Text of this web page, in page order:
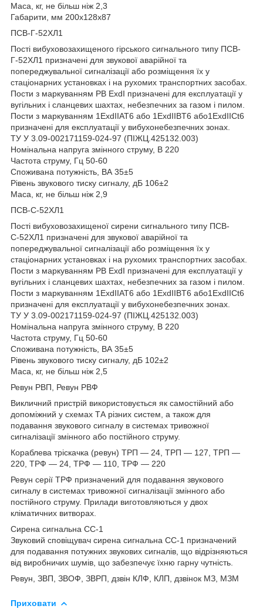
Маса, кг, не більш ніж 2,3
Габарити, мм 200х128х87
ПСВ-Г-52ХЛ1
Пості вибуховозахищеного гірського сигнального типу ПСВ-
Г-52ХЛ1 призначені для звукової аварійної та
попереджувальної сигналізації або розміщення їх у
стаціонарних установках і на рухомих транспортних засобах.
Пости з маркуванням PB ExdI призначені для експлуатації у
вугільних і сланцевих шахтах, небезпечних за газом і пилом.
Пости з маркуванням 1ExdIIАТ6 або 1ExdIIBT6 або1ExdIIСt6
призначені для експлуатації у вибухонебезпечних зонах.
ТУ У 3.09-002171159-024-97 (ПІЖЦ.425132.003)
Номінальна напруга змінного струму, В 220
Частота струму, Гц 50-60
Споживана потужність, ВА 35±5
Рівень звукового тиску сигналу, дБ 106±2
Маса, кг, не більш ніж 2,9
ПСВ-С-52ХЛ1
Пості вибуховозахищеної сирени сигнального типу ПСВ-
С-52ХЛ1 призначені для звукової аварійної та
попереджувальної сигналізації або розміщення їх у
стаціонарних установках і на рухомих транспортних засобах.
Пости з маркуванням PB ExdI призначені для експлуатації у
вугільних і сланцевих шахтах, небезпечних за газом і пилом.
Пости з маркуванням 1ExdIIАТ6 або 1ExdIIBT6 або1ExdIIСt6
призначені для експлуатації у вибухонебезпечних зонах.
ТУ У 3.09-002171159-024-97 (ПІЖЦ.425132.003)
Номінальна напруга змінного струму, В 220
Частота струму, Гц 50-60
Споживана потужність, ВА 35±5
Рівень звукового тиску сигналу, дБ 102±2
Маса, кг, не більш ніж 2,5
Ревун РВП, Ревун РВФ
Викличний пристрій використовується як самостійний або
допоміжний у схемах ТА різних систем, а також для
подавання звукового сигналу в системах тривожної
сигналізації змінного або постійного струму.
Кораблева тріскачка (ревун) ТРП — 24, ТРП — 127, ТРП —
220, ТРФ — 24, ТРФ — 110, ТРФ — 220
Ревун серії ТРФ призначений для подавання звукового
сигналу в системах тривожної сигналізації змінного або
постійного струму. Прилади виготовляються у двох
кліматичних витворах.
Сирена сигнальна СС-1
Звуковий сповіщувач сирена сигнальна СС-1 призначений
для подавання потужних звукових сигналів, що відрізняються
від виробничих шумів, що забезпечує їхню гарну чутність.
Ревун, ЗВП, ЗВОФ, ЗВРП, дзвін КЛФ, КЛП, дзвінок МЗ, МЗМ
Приховати